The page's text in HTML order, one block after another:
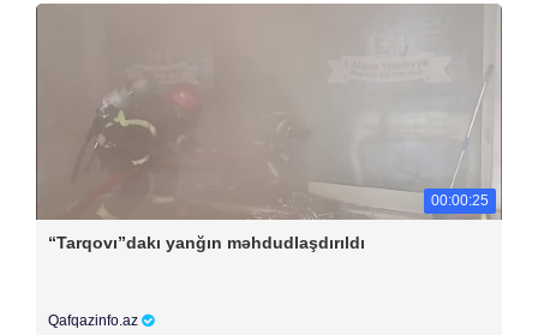
00:00:25
“Tarqovı”dakı yanğın məhdudlaşdırıldı
Qafqazinfo.az